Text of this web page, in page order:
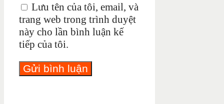
Lưu tên của tôi, email, và
trang web trong trình duyệt
này cho lần bình luận kế
tiếp của tôi.